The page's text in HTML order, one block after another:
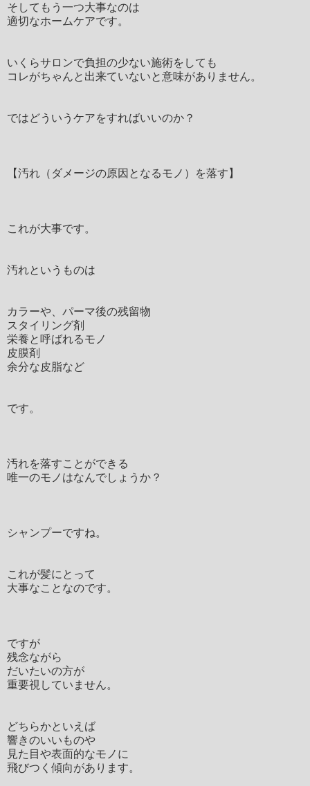
そしてもう一つ大事なのは
適切なホームケアです。
いくらサロンで負担の少ない施術をしても
コレがちゃんと出来ていないと意味がありません。
ではどういうケアをすればいいのか？
【汚れ（ダメージの原因となるモノ）を落す】
これが大事です。
汚れというものは
カラーや、パーマ後の残留物
スタイリング剤
栄養と呼ばれるモノ
皮膜剤
余分な皮脂など
です。
汚れを落すことができる
唯一のモノはなんでしょうか？
シャンプーですね。
これが髪にとって
大事なことなのです。
ですが
残念ながら
だいたいの方が
重要視していません。
どちらかといえば
響きのいいものや
見た目や表面的なモノに
飛びつく傾向があります。